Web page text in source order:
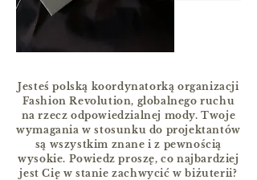
Jesteś polską koordynatorką organizacji
Fashion Revolution, globalnego ruchu
na rzecz odpowiedzialnej mody. Twoje
wymagania w stosunku do projektantów
są wszystkim znane i z pewnością
wysokie. Powiedz proszę, co najbardziej
jest Cię w stanie zachwycić w biżuterii?